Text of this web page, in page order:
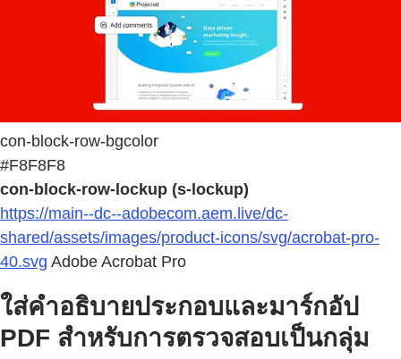
con-block-row-bgcolor
#F8F8F8
con-block-row-lockup (s-lockup)
https://main--dc--adobecom.aem.live/dc-
shared/assets/images/product-icons/svg/acrobat-pro-
40.svg Adobe Acrobat Pro
ใส่คำอธิบายประกอบและมาร์กอัป
PDF สำหรับการตรวจสอบเป็นกลุ่ม